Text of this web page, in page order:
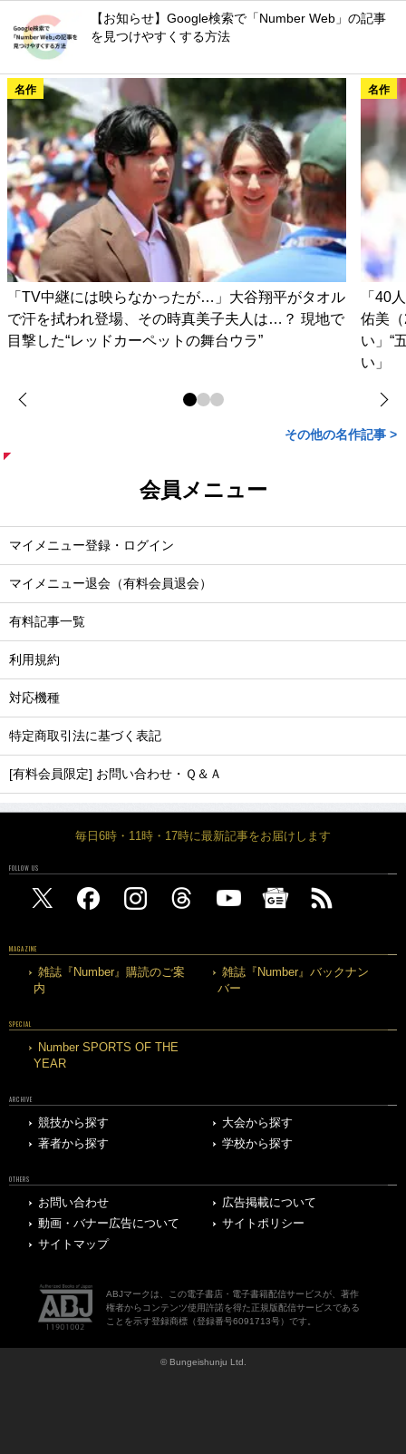
【お知らせ】Google検索で「Number Web」の記事
を見つけやすくする方法
名作
「TV中継には映らなかったが…」大谷翔平がタオル
で汗を拭われ登場、その時真美子夫人は…？ 現地で
目撃した“レッドカーペットの舞台ウラ”
名作
「40
佑美
い」“
い」
その他の名作記事 >
会員メニュー
マイメニュー登録・ログイン
マイメニュー退会（有料会員退会）
有料記事一覧
利用規約
対応機種
特定商取引法に基づく表記
[有料会員限定] お問い合わせ・Ｑ＆Ａ
毎日6時・11時・17時に最新記事をお届けします
FOLLOW US
MAGAZINE
雑誌『Number』購読のご案
内
雑誌『Number』バックナン
バー
SPECIAL
Number SPORTS OF THE
YEAR
ARCHIVE
競技から探す
大会から探す
著者から探す
学校から探す
OTHERS
お問い合わせ
広告掲載について
動画・バナー広告について
サイトポリシー
サイトマップ
ABJマークは、この電子書店・電子書籍配信サービスが、著作
権者からコンテンツ使用許諾を得た正規版配信サービスである
ことを示す登録商標（登録番号6091713号）です。
© Bungeishunju Ltd.